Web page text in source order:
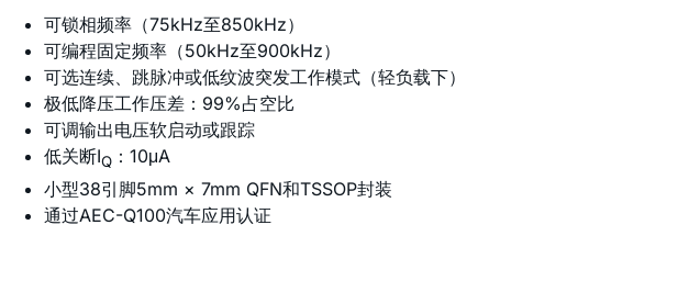
可锁相频率（75kHz至850kHz）
可编程固定频率（50kHz至900kHz）
可选连续、跳脉冲或低纹波突发工作模式（轻负载下）
极低降压工作压差：99%占空比
可调输出电压软启动或跟踪
低关断IQ ：10μA
小型38引脚5mm × 7mm QFN和TSSOP封装
通过AEC-Q100汽车应用认证